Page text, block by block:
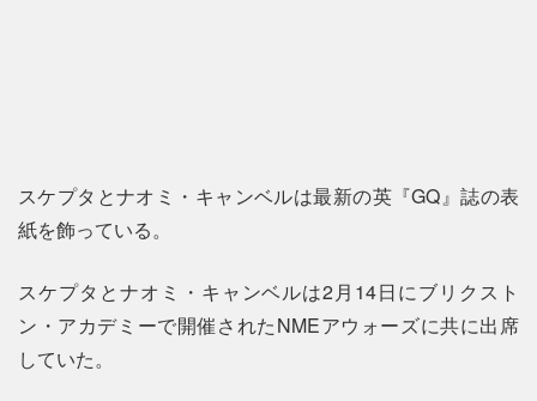
スケプタとナオミ・キャンベルは最新の英『GQ』誌の表
紙を飾っている。
スケプタとナオミ・キャンベルは2月14日にブリクスト
ン・アカデミーで開催されたNMEアウォーズに共に出席
していた。